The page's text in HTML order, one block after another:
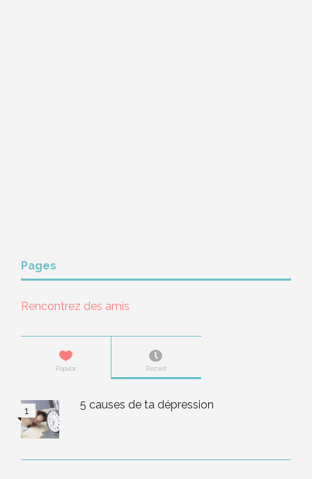
Pages
Rencontrez des amis
Popular Recent
5 causes de ta dépression